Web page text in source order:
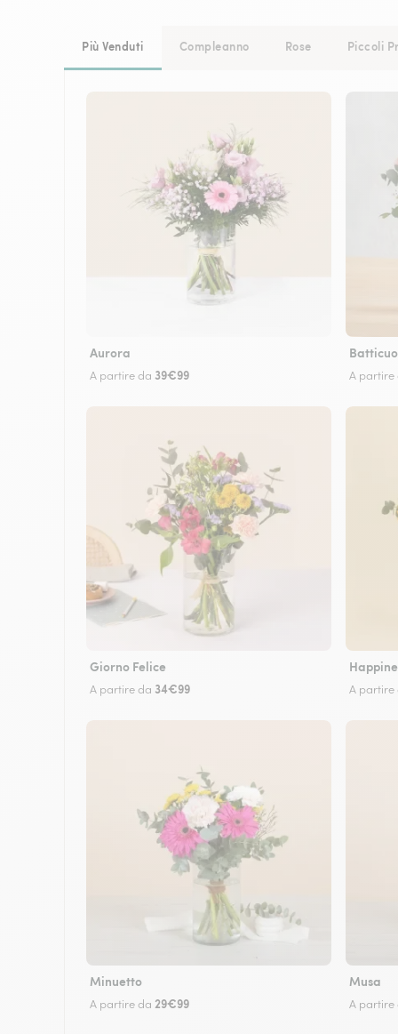
Più Venduti Compleanno Rose Piccoli
Aurora
A partire da 39€99 A
Giorno Felice
A partire da 34€99 A
Minuetto
A partire da 29€99
Musa
A